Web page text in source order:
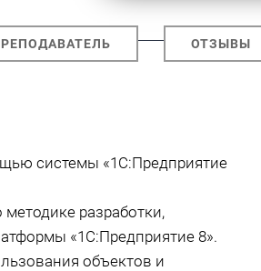
ОТЗЫВЫ
системы «1С:Предприятие
разработки,
«1С:Предприятие 8».
объектов и